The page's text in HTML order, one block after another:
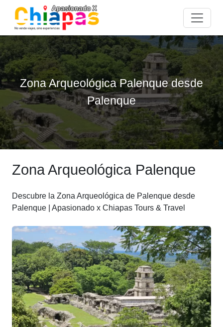
Zona Arqueológica Palenque desde
Palenque
Zona Arqueológica Palenque
Descubre la Zona Arqueológica de Palenque desde
Palenque | Apasionado x Chiapas Tours & Travel